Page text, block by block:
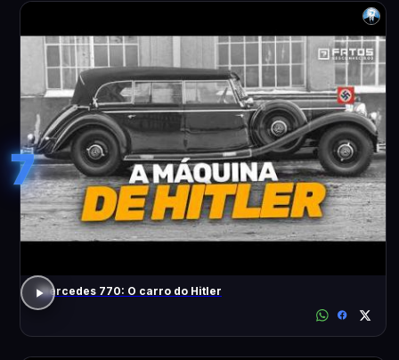
7
Mercedes 770: O carro do Hitler